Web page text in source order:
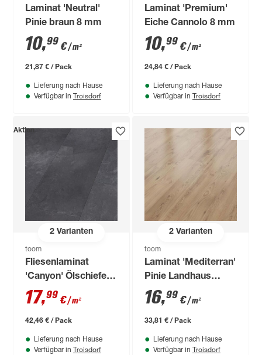
Laminat 'Neutral'
Pinie braun 8 mm
10,99 €/ m²
21,87 € / Pack
Lieferung nach Hause
Verfügbar in Troisdorf
Laminat 'Premium'
Eiche Cannolo 8 mm
10,99 €/ m²
24,84 € / Pack
Lieferung nach Hause
Verfügbar in Troisdorf
2Varianten
Aktion
toom
Fliesenlaminat
'Canyon' Ölschiefer
schieferfarben
wasserresistent 8
mm
17,99 €/ m²
42,46 € / Pack
Lieferung nach Hause
Verfügbar in Troisdorf
2Varianten
toom
Laminat 'Mediterran'
Pinie Landhaus
piniefarben 8 mm
16,99 €/ m²
33,81 € / Pack
Lieferung nach Hause
Verfügbar in Troisdorf